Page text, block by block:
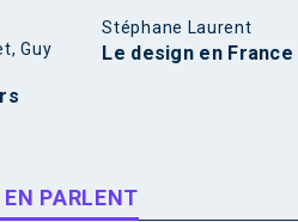
Guy
Stéphane Laurent
Le design en France
PARLENT